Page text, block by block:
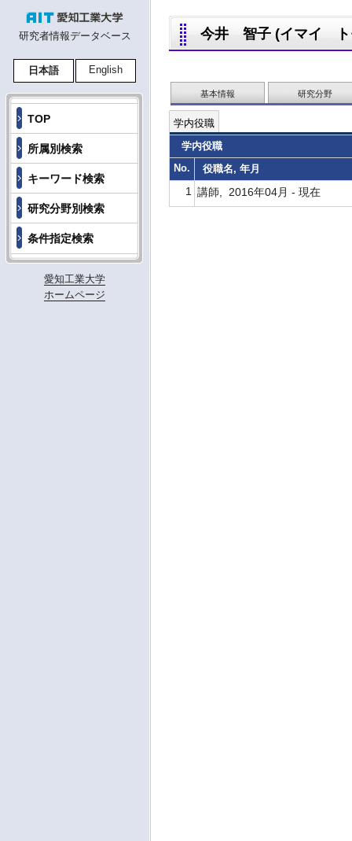
研究者情報データベース
日本語 English
TOP
所属別検索
キーワード検索
研究分野別検索
条件指定検索
愛知工業大学
ホームページ
今井 智子 (イマイ ト
基本情報 研究分野
学内役職
学内役職
No.
役職名, 年月
1 講師, 2016年04月 - 現在